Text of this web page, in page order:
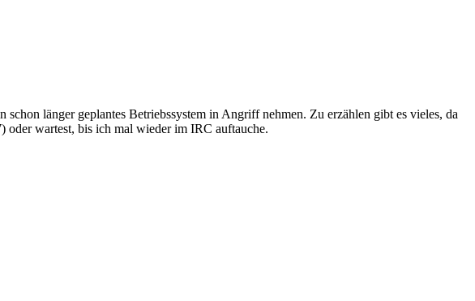
länger geplantes Betriebssystem in Angriff nehmen. Zu erzählen gibt es vieles, da
oder wartest, bis ich mal wieder im IRC auftauche.